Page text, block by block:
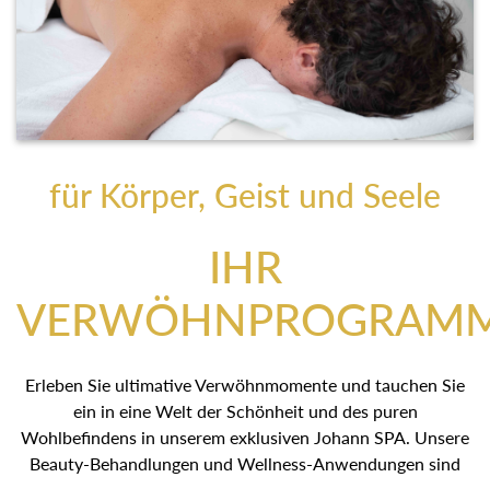
für Körper, Geist und Seele
IHR
Erleben Sie ultimative Verwöhnmomente und tauchen Sie
ein in eine Welt der Schönheit und des puren
Wohlbefindens in unserem exklusiven Johann SPA. Unsere
Beauty-Behandlungen und Wellness-Anwendungen sind